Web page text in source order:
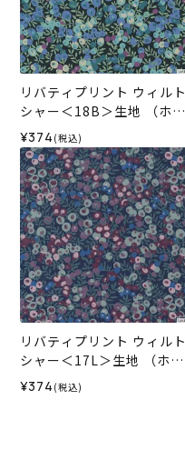
リバティプリント ウィルト
シャー＜18B＞生地 （ホビ
ーラホビーレオリジナル）2
025AW
¥374 (税込)
リバティプリント ウィルト
シャー＜17L＞生地 （ホビ
ーラホビーレオリジナル）2
025AW
¥374 (税込)